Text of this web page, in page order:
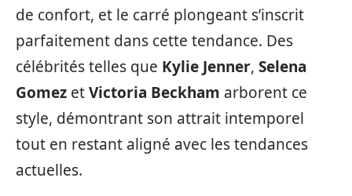
de confort, et le carré plongeant s’inscrit
parfaitement dans cette tendance. Des
célébrités telles que Kylie Jenner, Selena
Gomez etVictoria Beckham arborent ce
style, démontrant son attrait intemporel
tout en restant aligné avec les tendances
actuelles.